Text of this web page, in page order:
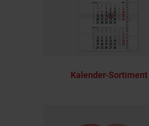
Kalender-Sortiment